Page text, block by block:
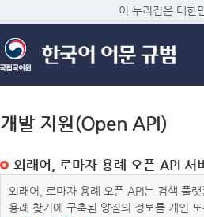
이 누리집은 대한
개발 지원(Open API)
외래어, 로마자 용례 오픈 API 서
외래어, 로마자 용례 오픈 API는 검색 플
용례 찾기에 구축된 양질의 정보를 개인